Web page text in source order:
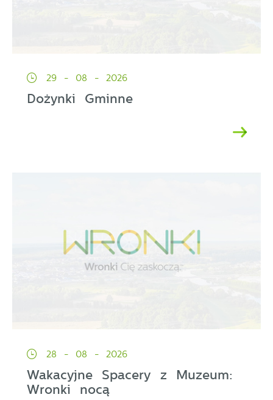
29 - 08 - 2026
Dożynki Gminne
28 - 08 - 2026
Wakacyjne Spacery z Muzeum:
Wronki nocą